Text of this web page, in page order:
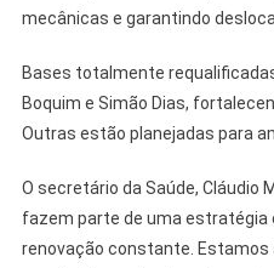
mecânicas e garantindo
Bases totalmente
Boquim e Simão Dias,
Outras estão planejadas para
O secretário da Saúde, Cláudio
fazem parte de uma estratégia
renovação constante. Estamos